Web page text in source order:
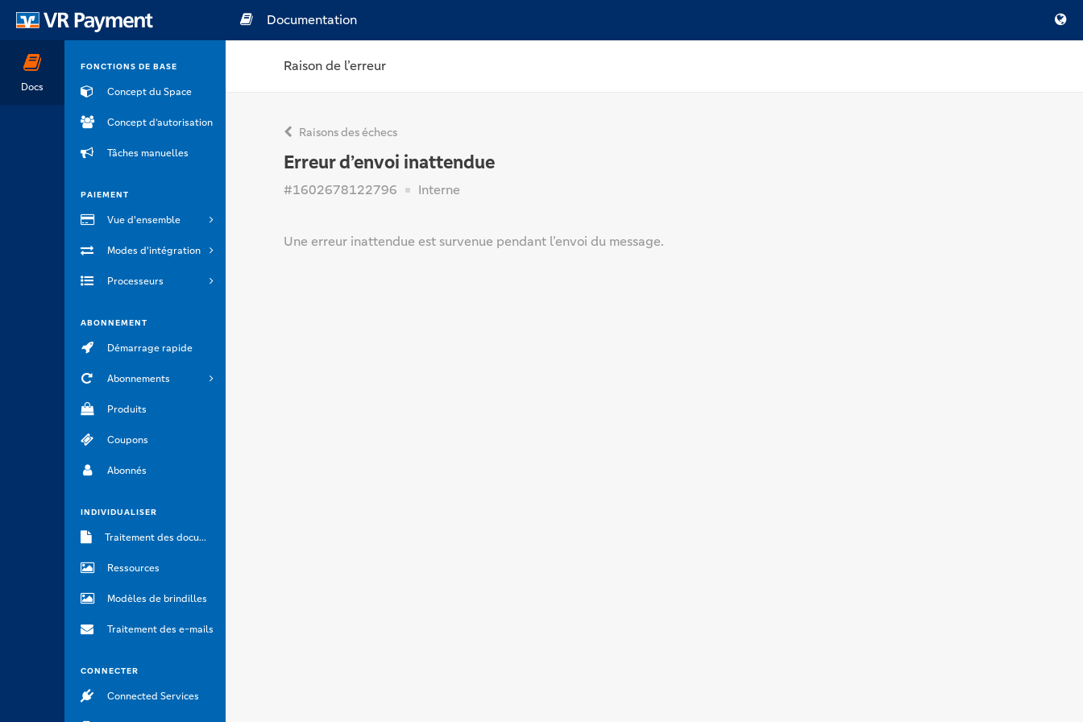
Docs
FONCTIONS DE BASE
Concept du Space
Concept d’autorisation
Tâches manuelles
PAIEMENT
Vue d'ensemble
Modes d'intégration
Processeurs
ABONNEMENT
Démarrage rapide
Abonnements
Produits
Coupons
Abonnés
INDIVIDUALISER
Traitement des documents
Ressources
Modèles de brindilles
Traitement des e-mails
CONNECTER
Connected Services
Documentation
Raison de l’erreur
Raisons des échecs
Erreur d’envoi inattendue
#1602678122796 Interne
Une erreur inattendue est survenue pendant l’envoi du message.